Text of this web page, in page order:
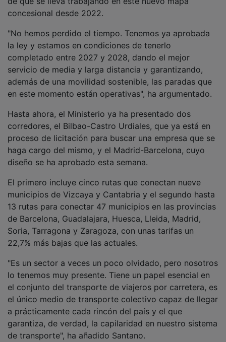
concesional desde 2022.
la ley y estamos en condiciones de tenerlo
completado entre 2027 y 2028, dando el mejor
servicio de media y larga distancia y garantizando,
además de una movilidad sostenible, las paradas que
en este momento están operativas", ha argumentado.
corredores, el Bilbao-Castro Urdiales, que ya está en
proceso de licitación para buscar una empresa que se
haga cargo del mismo, y el Madrid-Barcelona, cuyo
diseño se ha aprobado esta semana.
municipios de Vizcaya y Cantabria y el segundo hasta
13 rutas para conectar 47 municipios en las provincias
de Barcelona, Guadalajara, Huesca, Lleida, Madrid,
Soria, Tarragona y Zaragoza, con unas tarifas un
22,7% más bajas que las actuales.
lo tenemos muy presente. Tiene un papel esencial en
el conjunto del transporte de viajeros por carretera, es
el único medio de transporte colectivo capaz de llegar
a prácticamente cada rincón del país y el que
garantiza, de verdad, la capilaridad en nuestro sistema
de transporte", ha añadido Santano.